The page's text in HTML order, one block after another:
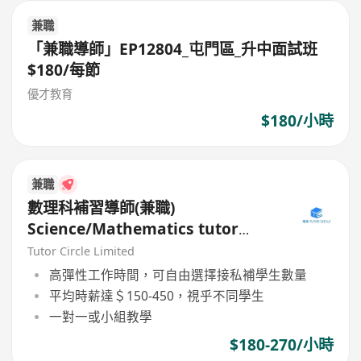
兼職
「兼職導師」EP12804_屯門區_升中面試班
$180/每節
優才教育
$180/小時
兼職
數理科補習導師(兼職)
Science/Mathematics tutor
(Part Time)
Tutor Circle Limited
高彈性工作時間，可自由選擇接私補學生數量
平均時薪達＄150-450，視乎不同學生
一對一或小組教學
$180-270/小時